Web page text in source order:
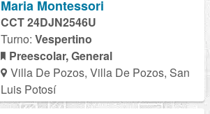
Maria Montessori
CCT 24DJN2546U
Turno: Vespertino
Preescolar, General
Villa De Pozos, Villa De Pozos, San
Luis Potosí